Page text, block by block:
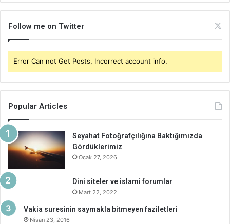
Follow me on Twitter
Error Can not Get Posts, Incorrect account info.
Popular Articles
Seyahat Fotoğrafçılığına Baktığımızda
Gördüklerimiz
Ocak 27, 2026
Dini siteler ve islami forumlar
Mart 22, 2022
Vakia suresinin saymakla bitmeyen faziletleri
Nisan 23, 2016